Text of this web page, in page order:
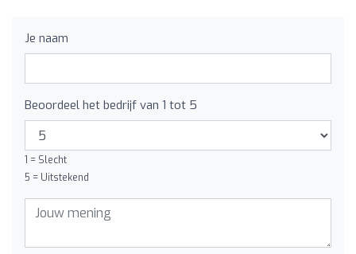
Je naam
Beoordeel het bedrijf van 1 tot 5
1 = Slecht
5 = Uitstekend